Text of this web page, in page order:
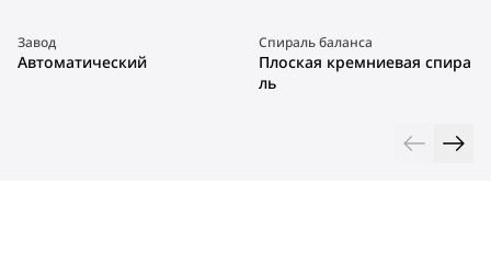
Завод
Автоматический
Спираль баланса
Плоская кремниевая спира
ль